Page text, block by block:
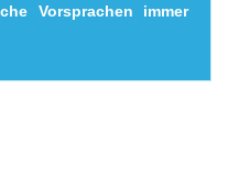
Vorsprachen immer